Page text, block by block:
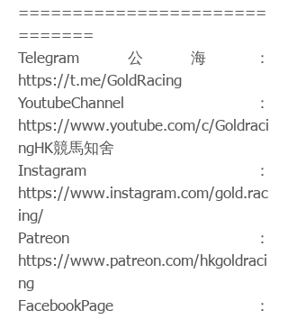
=======================
=======
Telegram公海：
https://t.me/GoldRacing
YoutubeChannel：
https://www.youtube.com/c/Goldraci
ngHK競馬知舍
Instagram：
https://www.instagram.com/gold.rac
ing/
Patreon：
https://www.patreon.com/hkgoldraci
ng
FacebookPage：